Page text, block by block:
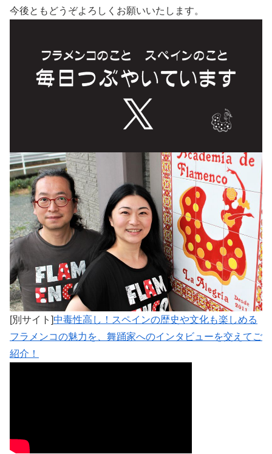
今後ともどうぞよろしくお願いいたします。
[別サイト]中毒性高し！スペインの歴史や文化も楽しめる
フラメンコの魅力を、舞踊家へのインタビューを交えてご
紹介！